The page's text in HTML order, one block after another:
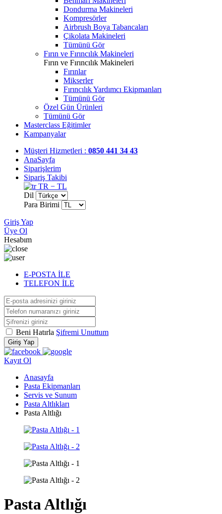
Dondurma Makineleri
Kompresörler
Airbrush Boya Tabancaları
Çikolata Makineleri
Tümünü Gör
Fırın ve Fırıncılık Makineleri
Fırın ve Fırıncılık Makineleri
Fırınlar
Mikserler
Fırıncılık Yardımcı Ekipmanları
Tümünü Gör
Özel Gün Ürünleri
Tümünü Gör
Masterclass Eğitimler
Kampanyalar
Müşteri Hizmetleri : 0850 441 34 43
AnaSayfa
Siparişlerim
Sipariş Takibi
TR − TL
Dil
Para Birimi
Giriş Yap
Üye Ol
Hesabım
E-POSTA İLE
TELEFON İLE
Beni Hatırla Şifremi Unuttum
Giriş Yap
Kayıt Ol
Anasayfa
Pasta Ekipmanları
Servis ve Sunum
Pasta Altlıkları
Pasta Altlığı
Pasta Altlığı